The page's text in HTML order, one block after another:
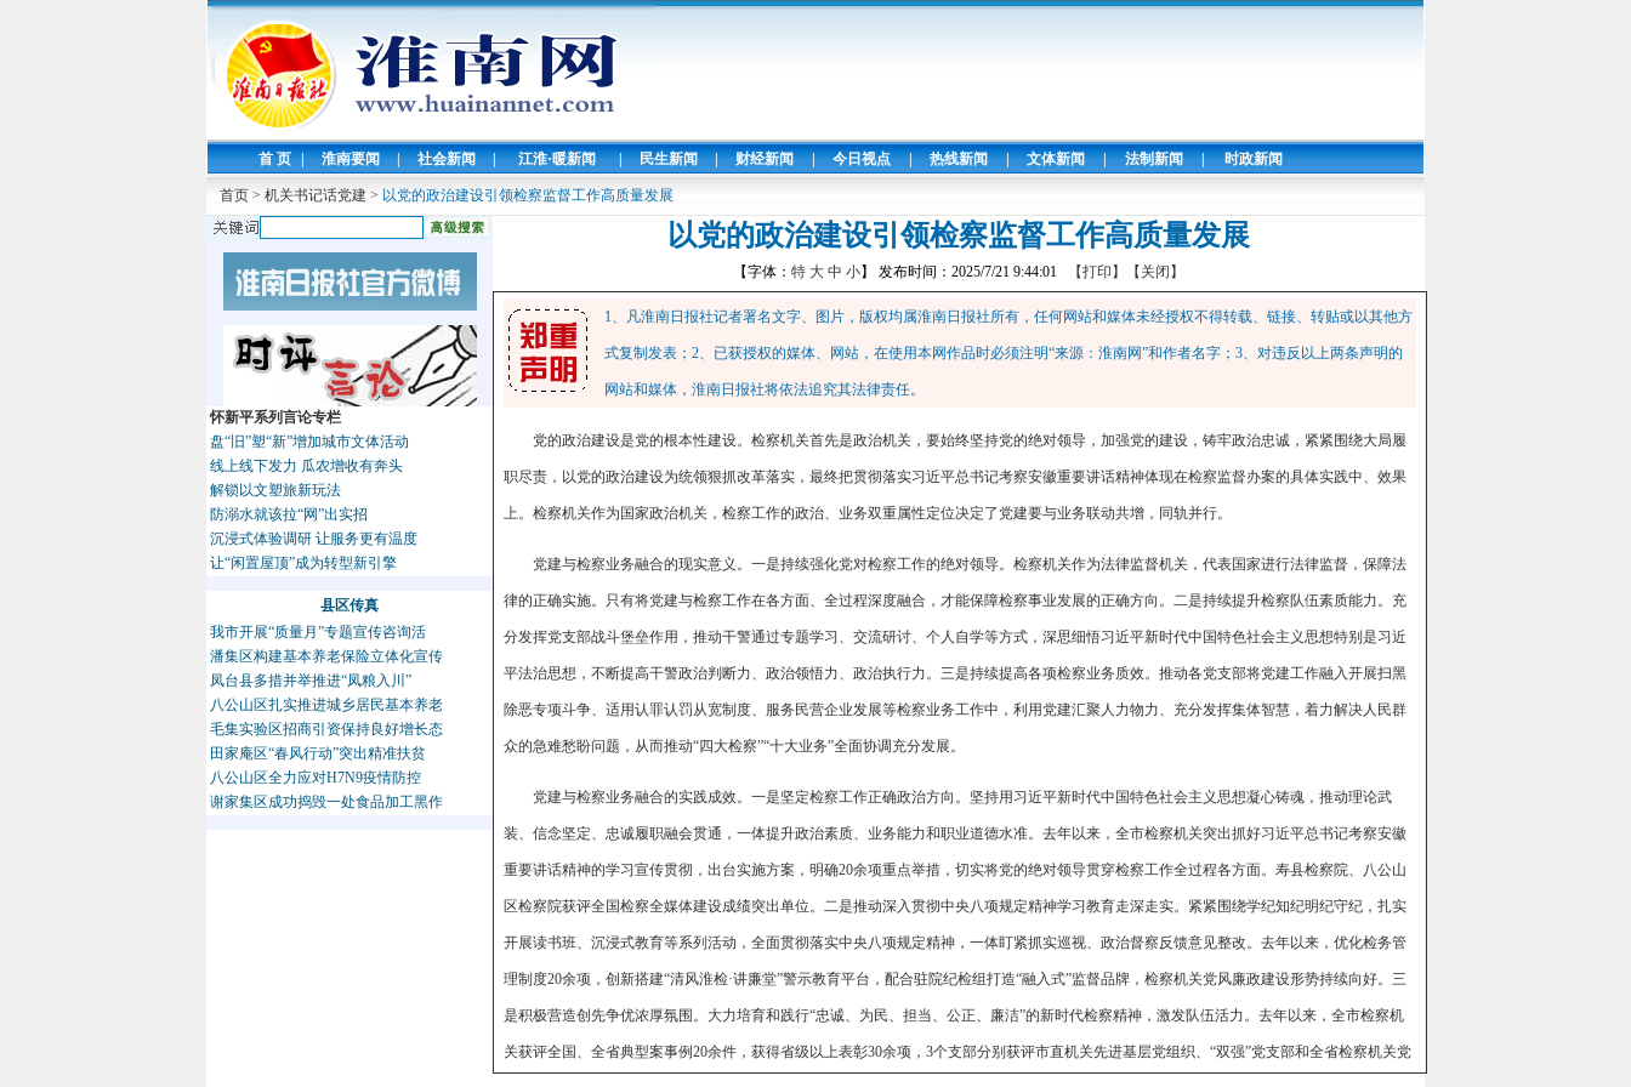
首 页 | 淮南要闻 | 社会新闻 | 江淮·暖新闻 | 民生新闻 | 财经新闻 | 今日视点 | 热线新闻 | 文体新闻 | 法制新闻 | 时政新闻
首页 > 机关书记话党建 > 以党的政治建设引领检察监督工作高质量发展
怀新平系列言论专栏
盘“旧”塑“新”增加城市文体活动
线上线下发力 瓜农增收有奔头
解锁以文塑旅新玩法
防溺水就该拉“网”出实招
沉浸式体验调研 让服务更有温度
让“闲置屋顶”成为转型新引擎
县区传真
我市开展“质量月”专题宣传咨询活
潘集区构建基本养老保险立体化宣传
凤台县多措并举推进“凤粮入川”
八公山区扎实推进城乡居民基本养老
毛集实验区招商引资保持良好增长态
田家庵区“春风行动”突出精准扶贫
八公山区全力应对H7N9疫情防控
谢家集区成功捣毁一处食品加工黑作
以党的政治建设引领检察监督工作高质量发展
【字体： 特 大 中 小】 发布时间：2025/7/21 9:44:01 【打印】 【关闭】
1、凡淮南日报社记者署名文字、图片，版权均属淮南日报社所有，任何网站和媒体未经授权不得转载、链接、转贴或以其他方
式复制发表；2、已获授权的媒体、网站，在使用本网作品时必须注明“来源：淮南网”和作者名字；3、对违反以上两条声明的
网站和媒体，淮南日报社将依法追究其法律责任。
党的政治建设是党的根本性建设。检察机关首先是政治机关，要始终坚持党的绝对领导，加强党的建设，铸牢政治忠诚，紧紧围绕大局履
职尽责，以党的政治建设为统领狠抓改革落实，最终把贯彻落实习近平总书记考察安徽重要讲话精神体现在检察监督办案的具体实践中、效果
上。检察机关作为国家政治机关，检察工作的政治、业务双重属性定位决定了党建要与业务联动共增，同轨并行。
党建与检察业务融合的现实意义。一是持续强化党对检察工作的绝对领导。检察机关作为法律监督机关，代表国家进行法律监督，保障法
律的正确实施。只有将党建与检察工作在各方面、全过程深度融合，才能保障检察事业发展的正确方向。二是持续提升检察队伍素质能力。充
分发挥党支部战斗堡垒作用，推动干警通过专题学习、交流研讨、个人自学等方式，深思细悟习近平新时代中国特色社会主义思想特别是习近
平法治思想，不断提高干警政治判断力、政治领悟力、政治执行力。三是持续提高各项检察业务质效。推动各党支部将党建工作融入开展扫黑
除恶专项斗争、适用认罪认罚从宽制度、服务民营企业发展等检察业务工作中，利用党建汇聚人力物力、充分发挥集体智慧，着力解决人民群
众的急难愁盼问题，从而推动“四大检察”“十大业务”全面协调充分发展。
党建与检察业务融合的实践成效。一是坚定检察工作正确政治方向。坚持用习近平新时代中国特色社会主义思想凝心铸魂，推动理论武
装、信念坚定、忠诚履职融会贯通，一体提升政治素质、业务能力和职业道德水准。去年以来，全市检察机关突出抓好习近平总书记考察安徽
重要讲话精神的学习宣传贯彻，出台实施方案，明确20余项重点举措，切实将党的绝对领导贯穿检察工作全过程各方面。寿县检察院、八公山
区检察院获评全国检察全媒体建设成绩突出单位。二是推动深入贯彻中央八项规定精神学习教育走深走实。紧紧围绕学纪知纪明纪守纪，扎实
开展读书班、沉浸式教育等系列活动，全面贯彻落实中央八项规定精神，一体盯紧抓实巡视、政治督察反馈意见整改。去年以来，优化检务管
理制度20余项，创新搭建“清风淮检·讲廉堂”警示教育平台，配合驻院纪检组打造“融入式”监督品牌，检察机关党风廉政建设形势持续向好。三
是积极营造创先争优浓厚氛围。大力培育和践行“忠诚、为民、担当、公正、廉洁”的新时代检察精神，激发队伍活力。去年以来，全市检察机
关获评全国、全省典型案事例20余件，获得省级以上表彰30余项，3个支部分别获评市直机关先进基层党组织、“双强”党支部和全省检察机关党